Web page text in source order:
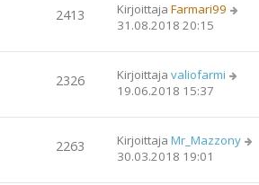
2413 Kirjoittaja Farmari99
31.08.2018 20:15
2326 Kirjoittaja valiofarmi
19.06.2018 15:37
2263 Kirjoittaja Mr_Mazzony
30.03.2018 19:01